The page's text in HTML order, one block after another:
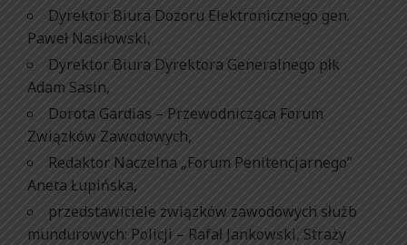
Dyrektor Biura Dozoru Elektronicznego gen.
Paweł Nasiłowski,
Dyrektor Biura Dyrektora Generalnego płk
Adam Sasin,
Dorota Gardias – Przewodnicząca Forum
Związków Zawodowych,
Redaktor Naczelna „Forum Penitencjarnego”
Aneta Łupińska,
przedstawiciele związków zawodowych służb
mundurowych: Policji – Rafał Jankowski, Straży